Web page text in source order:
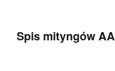
Spis mityngów AA